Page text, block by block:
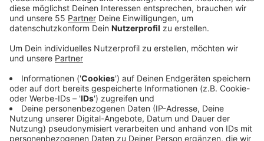
neun Wochen dauern, bis der Fahrschüler letztendlich
auch geprüft wird.
Anzeige
Kostenfaktor muss mitbeachtet werden
Anzeige